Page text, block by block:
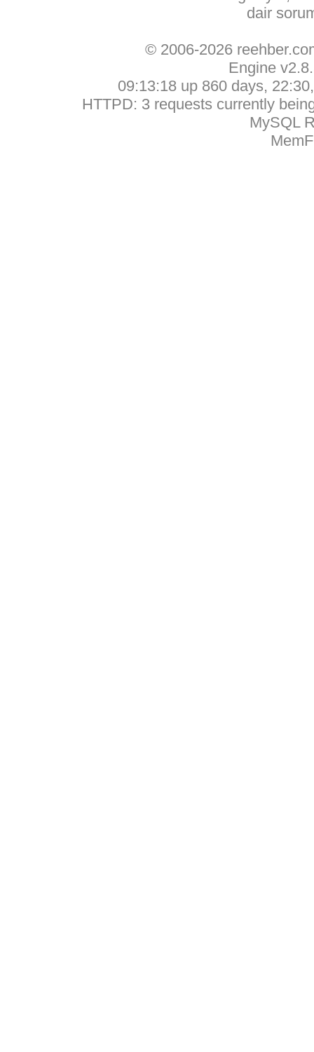
dair
© 2006-2026
Engine
09:13:18 up 860 days,
HTTPD: 3 requests currently
MySQL